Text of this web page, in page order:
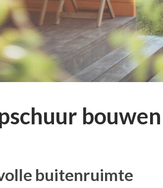
bouwen
buitenruimte